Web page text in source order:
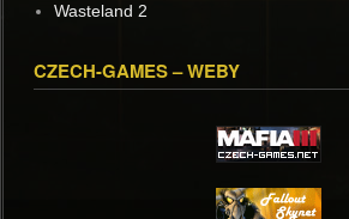
Wasteland 2
CZECH-GAMES – WEBY